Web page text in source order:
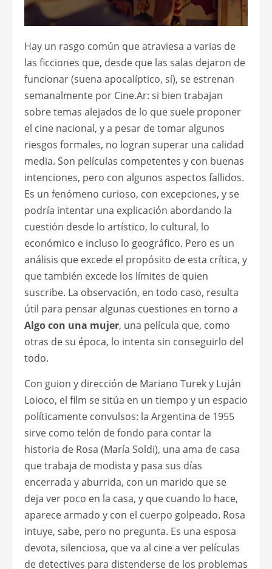
Hay un rasgo común que atraviesa a varias de
las ficciones que, desde que las salas dejaron de
funcionar (suena apocalíptico, sí), se estrenan
semanalmente por Cine.Ar: si bien trabajan
sobre temas alejados de lo que suele proponer
el cine nacional, y a pesar de tomar algunos
riesgos formales, no logran superar una calidad
media. Son películas competentes y con buenas
intenciones, pero con algunos aspectos fallidos.
Es un fenómeno curioso, con excepciones, y se
podría intentar una explicación abordando la
cuestión desde lo artístico, lo cultural, lo
económico e incluso lo geográfico. Pero es un
análisis que excede el propósito de esta crítica, y
que también excede los límites de quien
suscribe. La observación, en todo caso, resulta
útil para pensar algunas cuestiones en torno a
Algo con una mujer, una película que, como
otras de su época, lo intenta sin conseguirlo del
todo.
Con guion y dirección de Mariano Turek y Luján
Loioco, el film se sitúa en un tiempo y un espacio
políticamente convulsos: la Argentina de 1955
sirve como telón de fondo para contar la
historia de Rosa (María Soldi), una ama de casa
que trabaja de modista y pasa sus días
encerrada y aburrida, con un marido que se
deja ver poco en la casa, y que cuando lo hace,
aparece armado y con el cuerpo golpeado. Rosa
intuye, sabe, pero no pregunta. Es una esposa
devota, silenciosa, que va al cine a ver películas
de detectives para distenderse de los problemas